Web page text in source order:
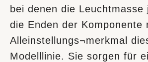
bei denen die Leuchtmasse
die Enden der Komponente
Alleinstellungs¬merkmal
Modelllinie. Sie sorgen für